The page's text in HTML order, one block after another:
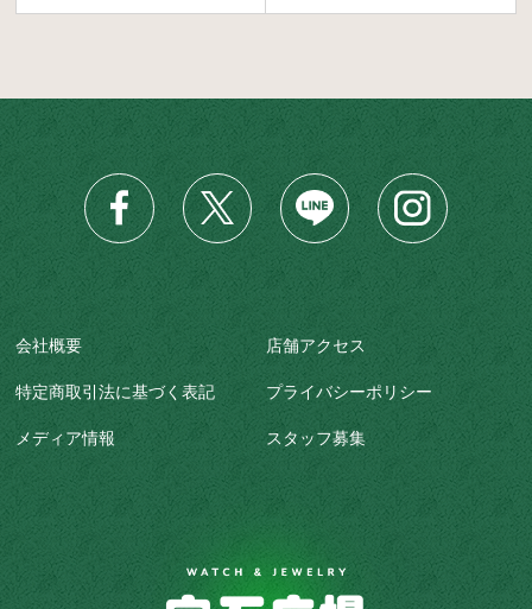
会社概要 店舗アクセス
特定商取引法に基づく表記 プライバシーポリシー
メディア情報 スタッフ募集